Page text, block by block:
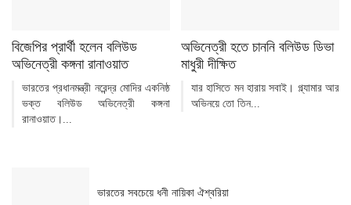
বিজেপির প্রার্থী হলেন বলিউড
অভিনেত্রী কঙ্গনা রানাওয়াত
ভারতের প্রধানমন্ত্রী নরেন্দ্র মোদির একনিষ্ঠ
ভক্ত বলিউড অভিনেত্রী কঙ্গনা
রানাওয়াত।...
অভিনেত্রী হতে চাননি বলিউড ডিভা
মাধুরী দীক্ষিত
যার হাসিতে মন হারায় সবাই। গ্ল্যামার আর
অভিনয়ে তো তিন...
ভারতের সবচেয়ে ধনী নায়িকা ঐশ্বরিয়া